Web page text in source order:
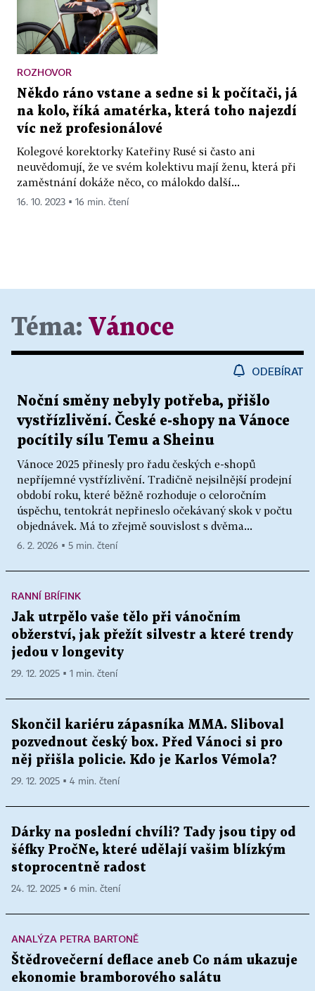
ROZHOVOR
Někdo ráno vstane a sedne si k počítači, já
na kolo, říká amatérka, která toho najezdí
víc než profesionálové
Kolegové korektorky Kateřiny Rusé si často ani
neuvědomují, že ve svém kolektivu mají ženu, která při
zaměstnání dokáže něco, co málokdo další...
16. 10. 2023 ▪ 16 min. čtení
Téma: Vánoce
ODEBÍRAT
Noční směny nebyly potřeba, přišlo
vystřízlivění. České e-shopy na Vánoce
pocítily sílu Temu a Sheinu
Vánoce 2025 přinesly pro řadu českých e-shopů
nepříjemné vystřízlivění. Tradičně nejsilnější prodejní
období roku, které běžně rozhoduje o celoročním
úspěchu, tentokrát nepřineslo očekávaný skok v počtu
objednávek. Má to zřejmě souvislost s dvěma...
6. 2. 2026 ▪ 5 min. čtení
RANNÍ BRÍFINK
Jak utrpělo vaše tělo při vánočním
obžerství, jak přežít silvestr a které trendy
jedou v longevity
29. 12. 2025 ▪ 1 min. čtení
Skončil kariéru zápasníka MMA. Sliboval
pozvednout český box. Před Vánoci si pro
něj přišla policie. Kdo je Karlos Vémola?
29. 12. 2025 ▪ 4 min. čtení
Dárky na poslední chvíli? Tady jsou tipy od
šéfky PročNe, které udělají vašim blízkým
stoprocentně radost
24. 12. 2025 ▪ 6 min. čtení
ANALÝZA PETRA BARTONĚ
Štědrovečerní deflace aneb Co nám ukazuje
ekonomie bramborového salátu